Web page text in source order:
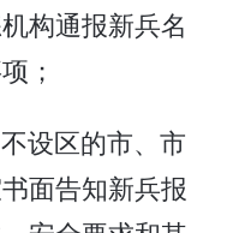
构通报新兵名
；
设区的市、市
面告知新兵报